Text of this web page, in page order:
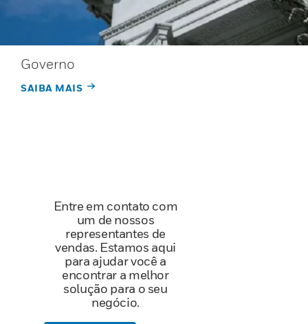
Governo
SAIBA MAIS
Entre em contato com
um de nossos
representantes de
vendas. Estamos aqui
para ajudar você a
encontrar a melhor
solução para o seu
negócio.